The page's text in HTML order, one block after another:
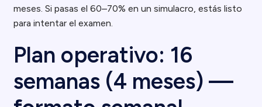
meses. Si pasas el 60–70% en un simulacro, estás listo
para intentar el examen.
Plan operativo: 16
semanas (4 meses) —